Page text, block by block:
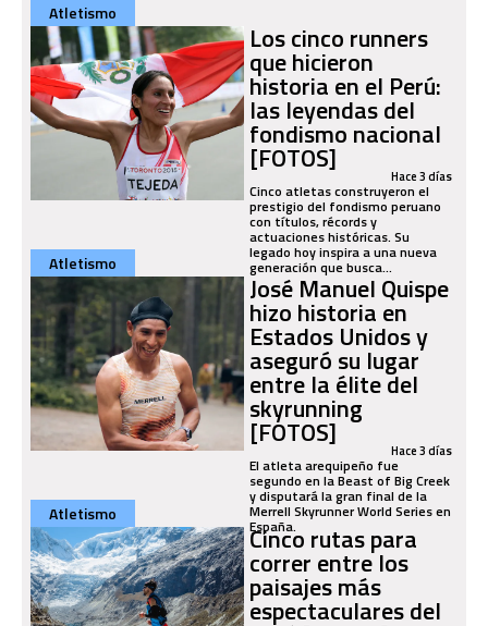
Atletismo
Los cinco runners
que hicieron
historia en el Perú:
las leyendas del
fondismo nacional
[FOTOS] Hace 3 días
Cinco atletas construyeron el
prestigio del fondismo peruano
con títulos, récords y
actuaciones históricas. Su
legado hoy inspira a una nueva
generación que busca...
Atletismo
José Manuel Quispe
hizo historia en
Estados Unidos y
aseguró su lugar
entre la élite del
skyrunning
[FOTOS] Hace 3 días
El atleta arequipeño fue
segundo en la Beast of Big Creek
y disputará la gran final de la
Merrell Skyrunner World Series en
España.
Atletismo
Cinco rutas para
correr entre los
paisajes más
espectaculares del